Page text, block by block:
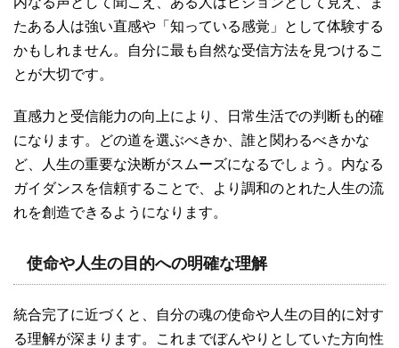
たある人は強い直感や「知っている感覚」として体験する
かもしれません。自分に最も自然な受信方法を見つけるこ
とが大切です。
直感力と受信能力の向上により、日常生活での判断も的確
になります。どの道を選ぶべきか、誰と関わるべきかな
ど、人生の重要な決断がスムーズになるでしょう。内なる
ガイダンスを信頼することで、より調和のとれた人生の流
れを創造できるようになります。
使命や人生の目的への明確な理解
統合完了に近づくと、自分の魂の使命や人生の目的に対す
る理解が深まります。これまでぼんやりとしていた方向性